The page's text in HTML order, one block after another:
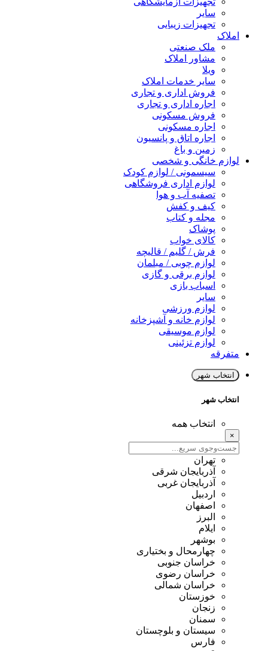
سایر
تجهیزات زیبایی
املاک
ملک صنعتی
مشاور املاک
ویلا
سایر خدمات املاک
فروش اداری و تجاری
اجاره اداری و تجاری
فروش مسکونی
اجاره مسکونی
اجاره اتاق و پانسیون
زمین و باغ
لوازم خانگی و شخصی
سیسمونی / لوازم کودک
لوازم اداری فروشگاهی
تصفیه آب و هوا
کیف و کفش
مجله و کتاب
پوشاک
کالای خواب
فرش / گلیم / قالیچه
لوازم چوبی / مبلمان
لوازم برقی و گازی
اسباب بازی
سایر
لوازم ورزشی
لوازم خانه و آشپزخانه
لوازم موسیقی
لوازم تزئینی
متفرقه
انتخاب شهر
انتخاب شهر
انتخاب همه
×
تهران
آذربایجان شرقی
آذربایجان غربی
اردبیل
اصفهان
البرز
ایلام
بوشهر
چهارمحال و بختیاری
خراسان جنوبی
خراسان رضوی
خراسان شمالی
خوزستان
زنجان
سمنان
سیستان و بلوچستان
فارس